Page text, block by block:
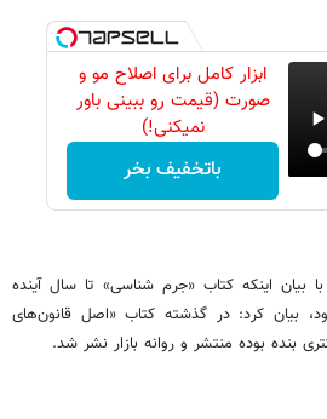
ابزار کامل برای اصلاح مو و
صورت (قیمت رو ببینی باور
نمیکنی!)
باتخفیف بخر
بیان اینکه کتاب «جرم شناسی» تا سال آینده
بیان کرد: در گذشته کتاب «اصل قانون‌های
بنده بوده منتشر و روانه بازار نشر شد.